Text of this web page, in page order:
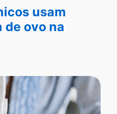
usam
ovo na